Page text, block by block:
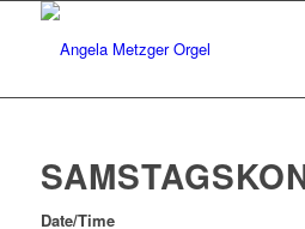
Date/Time